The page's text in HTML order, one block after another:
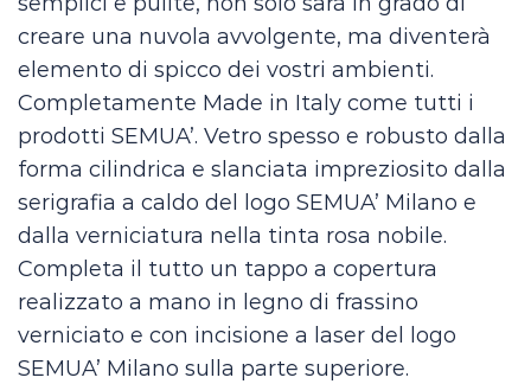
creare una nuvola avvolgente, ma diventerà
elemento di spicco dei vostri ambienti.
Completamente Made in Italy come tutti i
prodotti SEMUA’. Vetro spesso e robusto dalla
forma cilindrica e slanciata impreziosito dalla
serigrafia a caldo del logo SEMUA’ Milano e
dalla verniciatura nella tinta rosa nobile.
Completa il tutto un tappo a copertura
realizzato a mano in legno di frassino
verniciato e con incisione a laser del logo
SEMUA’ Milano sulla parte superiore.